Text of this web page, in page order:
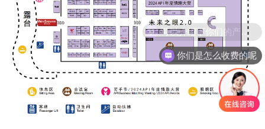
可以介绍下你们的产品么
你们是怎么收费的呢